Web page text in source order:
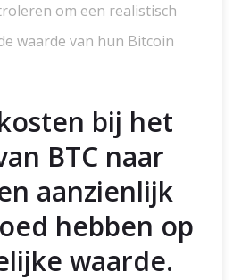
om een realistisch
waarde van hun Bitcoin
bij het
BTC naar
aanzienlijk
hebben op
waarde.